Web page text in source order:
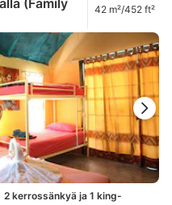
naulakko
Savuttomia huoneita
huoneessa Turvaominaisuudet
42 m²/452 ft²
2 kerrossänkyä ja 1 king-